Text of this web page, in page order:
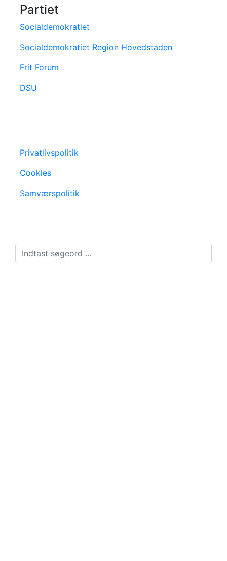
Partiet
Socialdemokratiet
Socialdemokratiet Region Hovedstaden
Frit Forum
DSU
Privatlivspolitik
Cookies
Samværspolitik